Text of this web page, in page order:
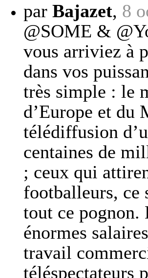
par Bajazet, 8
@SOME &
vous arriviez à
dans vos
très simple : le
d’Europe et du
télédiffusion
centaines de
; ceux qui
footballeurs, ce
tout ce pognon.
énormes
travail
téléspectateurs